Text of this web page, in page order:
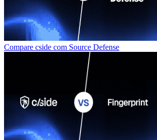
Compare cside com Source Defense